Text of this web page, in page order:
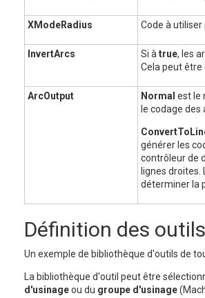
XModeRadius Code à utiliser
InvertArcs Si à true, les
Cela peut être
ArcOutput Normal est le
le codage des
générer les
contrôleur de
lignes
déterminer la
Définition des outils
Un exemple de bibliothèque d'outils de
La bibliothèque d'outil peut être
d'usinageou du groupe d'usinage